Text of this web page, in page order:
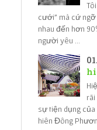
cưới” mà cứ
nhau đến hơn
người yêu ...
rãi
sự tiện dụng của
hiên Đông